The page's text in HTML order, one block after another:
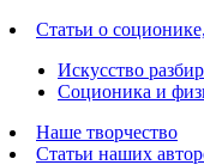
Статьи о
Искусство
Соционика и
Наше творчество
Статьи наших